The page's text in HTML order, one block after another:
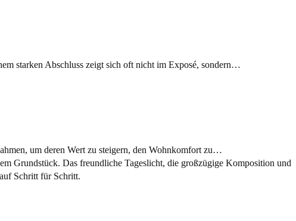
starken Abschluss zeigt sich oft nicht im Exposé, sondern…
um deren Wert zu steigern, den Wohnkomfort zu…